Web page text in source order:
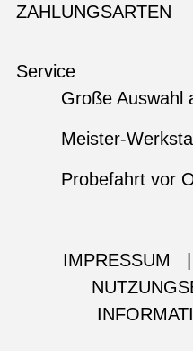
ZAHLUNGSARTEN
Service
Große Auswahl
Meister-
Probefahrt vor
IMPRESSUM